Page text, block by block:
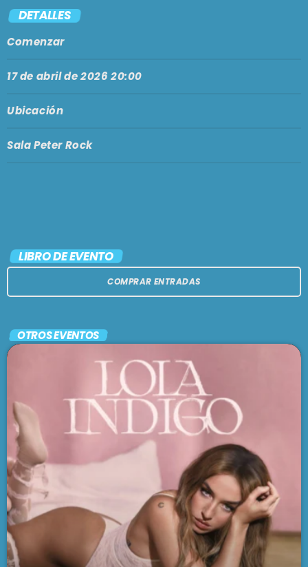
BARCELONA
MALLORCA
PODCASTS
TIENDA
EN VIVO AHORA!
UN CUENTO ARGENTO
9:30 am - 1:00 pm
SE VIENE . . .
BRUNCH
LARGA DISTANCIA
3:00 pm - 5:00 pm
DETALLES
Comenzar
17 de abril de 2026 20:00
Ubicación
Sala Peter Rock
LIBRO DE EVENTO
COMPRAR ENTRADAS
OTROS EVENTOS